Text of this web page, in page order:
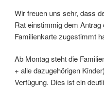
Wir freuen uns sehr, dass
Rat einstimmig dem
Familienkarte zugestimmt
Ab Montag steht die
+ alle dazugehörigen
Verfügung. Dies ist ein